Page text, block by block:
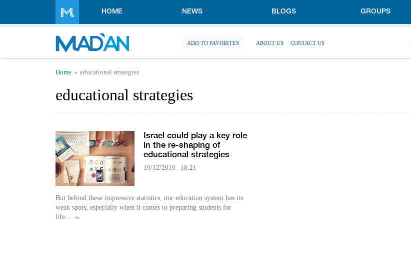
HOME NEWS BLOGS GROUPS
ADD TO FAVORITES ABOUT US CONTACT US
You are here
Home educational strategies
educational strategies
Israel could play a key role
in the re-shaping of
educational strategies
19/12/2019 - 18:21
But behind these impressive statistics, our education system has its
weak spots, especially when it comes to preparing students for
life... →